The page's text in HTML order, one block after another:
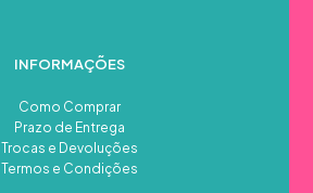
INFORMAÇÕES
Como Comprar
Prazo de Entrega
Trocas e Devoluções
Termos e Condições